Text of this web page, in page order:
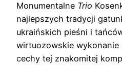
Monumentalne Trio
najlepszych tradycji
ukraińskich pieśni i
wirtuozowskie wykonanie
cechy tej znakomitej